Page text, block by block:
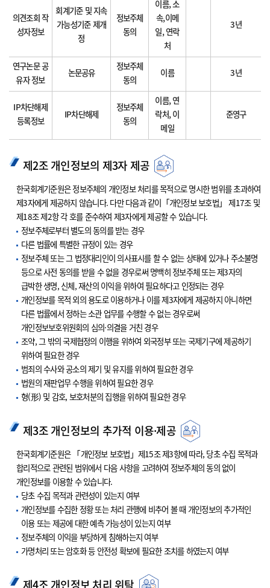
의견조회 작
성자정보
회계기준 및 지속
가능성기준 제개
정
정보주체
동의
이름, 소
속,이메
일, 연락
처
3년
연구논문 공
유자 정보
논문공유
정보주체
동의
이름 3년
IP차단해제
등록정보
IP차단해제
정보주체
동의
이름, 연
락처, 이
메일
준영구
제2조 개인정보의 제3자 제공
한국회계기준원은 정보주체의 개인정보 처리를 목적으로 명시한 범위를 초과하여
제3자에게 제공하지 않습니다. 다만 다음과 같이「개인정보 보호법」 제17조 및
제18조 제2항 각 호를 준수하여 제3자에게 제공할 수 있습니다.
정보주체로부터 별도의 동의를 받는 경우
다른 법률에 특별한 규정이 있는 경우
정보주체 또는 그 법정대리인이 의사표시를 할 수 없는 상태에 있거나 주소불명
등으로 사전 동의를 받을 수 없을 경우로써 명백히 정보주체 또는 제3자의
급박한 생명, 신체, 재산의 이익을 위하여 필요하다고 인정되는 경우
개인정보를 목적 외의 용도로 이용하거나 이를 제3자에게 제공하지 아니하면
다른 법률에서 정하는 소관 업무를 수행할 수 없는 경우로써
개인정보보호위원회의 심의·의결을 거친 경우
조약, 그 밖의 국제협정의 이행을 위하여 외국정부 또는 국제기구에 제공하기
위하여 필요한 경우
범죄의 수사와 공소의 제기 및 유지를 위하여 필요한 경우
법원의 재판업무 수행을 위하여 필요한 경우
형(形) 및 감호, 보호처분의 집행을 위하여 필요한 경우
제3조 개인정보의 추가적 이용·제공
한국회계기준원은 「개인정보 보호법」제15조 제3항에 따라, 당초 수집 목적과
합리적으로 관련된 범위에서 다음 사항을 고려하여 정보주체의 동의 없이
개인정보를 이용할 수 있습니다.
당초 수집 목적과 관련성이 있는지 여부
개인정보를 수집한 정황 또는 처리 관행에 비추어 볼 때 개인정보의 추가적인
이용 또는 제공에 대한 예측 가능성이 있는지 여부
정보주체의 이익을 부당하게 침해하는지 여부
가명처리 또는 암호화 등 안전성 확보에 필요한 조치를 하였는지 여부